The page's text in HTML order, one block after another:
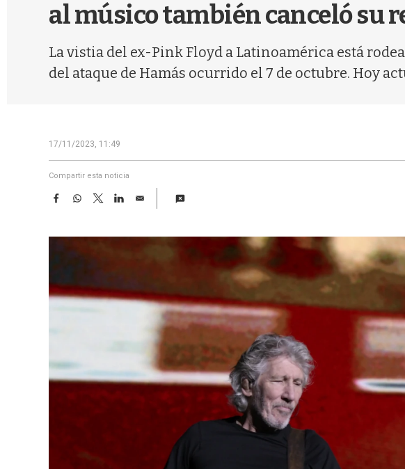
al músico también canceló su
La vistia del ex-Pink Floyd a Latinoamérica está
del ataque de Hamás ocurrido el 7 de octubre. Hoy
17/11/2023, 11:49
Compartir esta noticia
F
e
k
W
t
p
p
T
w
t
L
k
n
E
i